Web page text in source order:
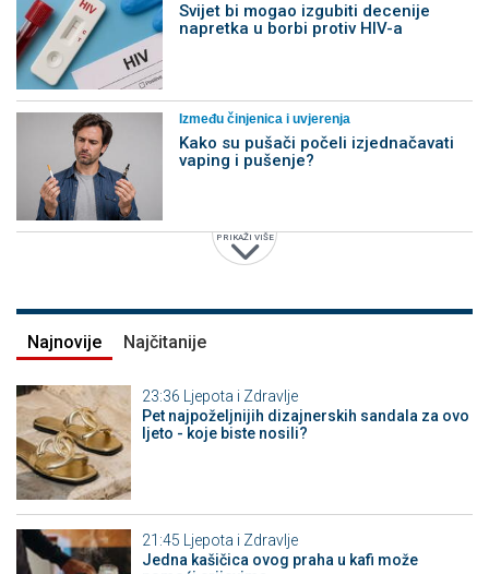
Svijet bi mogao izgubiti decenije
napretka u borbi protiv HIV-a
Između činjenica i uvjerenja
Kako su pušači počeli izjednačavati
vaping i pušenje?
PRIKAŽI VIŠE
Najnovije Najčitanije
23:36
Ljepota i Zdravlje
Pet najpoželjnijih dizajnerskih sandala za ovo
ljeto - koje biste nosili?
21:45 Ljepota i Zdravlje
Jedna kašičica ovog praha u kafi može